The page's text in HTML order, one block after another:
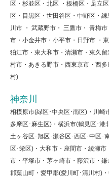
区・杉並区・北区 ・板橋区・足立
区・目黒区・世田谷区・中野区・
川市 ・ 武蔵野市・ 三鷹市・ 青梅
市・小金井市・小平市・日野市 ・
狛江市・東大和市・清瀬市・東久
村市・あきる野市・西東京市・西
村)
神奈川
相模原市(緑区･中央区･南区)・川崎
多摩区･麻生区)・横浜市(鶴見区･港
土ヶ谷区･旭区･瀬谷区･西区･中区･
区･栄区)・大和市・座間市・綾瀬
市・平塚市・茅ヶ崎市・藤沢市・
郡葉山町・愛甲郡(愛川町･清川村)